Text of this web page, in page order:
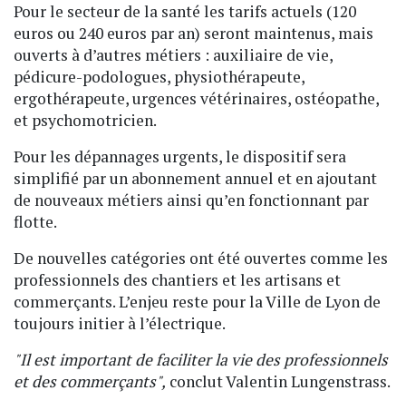
Pour le secteur de la santé les tarifs actuels (120
euros ou 240 euros par an) seront maintenus, mais
ouverts à d’autres métiers : auxiliaire de vie,
pédicure-podologues, physiothérapeute,
ergothérapeute, urgences vétérinaires, ostéopathe,
et psychomotricien.
Pour les dépannages urgents, le dispositif sera
simplifié par un abonnement annuel et en ajoutant
de nouveaux métiers ainsi qu’en fonctionnant par
flotte.
De nouvelles catégories ont été ouvertes comme les
professionnels des chantiers et les artisans et
commerçants. L’enjeu reste pour la Ville de Lyon de
toujours initier à l’électrique.
"Il est important de faciliter la vie des professionnels
et des commerçants", conclut Valentin Lungenstrass.